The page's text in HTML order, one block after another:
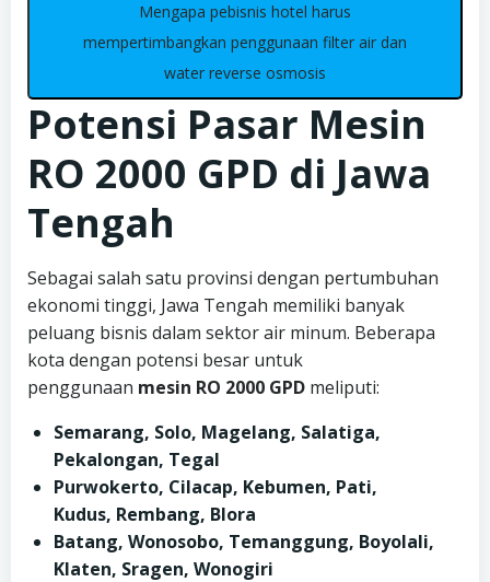
Mengapa pebisnis hotel harus
mempertimbangkan penggunaan filter air dan
water reverse osmosis
Potensi Pasar Mesin
RO 2000 GPD di Jawa
Tengah
Sebagai salah satu provinsi dengan pertumbuhan
ekonomi tinggi, Jawa Tengah memiliki banyak
peluang bisnis dalam sektor air minum. Beberapa
kota dengan potensi besar untuk
penggunaan mesin RO 2000 GPD meliputi:
Semarang, Solo, Magelang, Salatiga,
Pekalongan, Tegal
Purwokerto, Cilacap, Kebumen, Pati,
Kudus, Rembang, Blora
Batang, Wonosobo, Temanggung, Boyolali,
Klaten, Sragen, Wonogiri